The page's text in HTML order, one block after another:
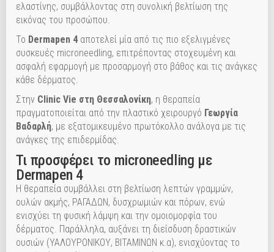
ελαστίνης, συμβάλλοντας στη συνολική βελτίωση της
εικόνας του προσώπου.
Το Dermapen 4 αποτελεί μία από τις πιο εξελιγμένες
συσκευές microneedling, επιτρέποντας στοχευμένη και
ασφαλή εφαρμογή με προσαρμογή στο βάθος και τις ανάγκες
κάθε δέρματος.
Στην Clinic Vie στη Θεσσαλονίκη, η θεραπεία
πραγματοποιείται από την πλαστικό χειρουργό Γεωργία
Βαδαρλή, με εξατομικευμένο πρωτόκολλο ανάλογα με τις
ανάγκες της επιδερμίδας.
Τι προσφέρει το microneedling με
Dermapen 4
Η θεραπεία συμβάλλει στη βελτίωση λεπτών γραμμών,
ουλών ακμής, ΡΑΓΑΔΩΝ, δυσχρωμιών και πόρων, ενώ
ενισχύει τη φυσική λάμψη και την ομοιομορφία του
δέρματος. Παράλληλα, αυξάνει τη διείσδυση δραστικών
ουσιών (ΥΑΛΟΥΡΟΝΙΚΟΥ, ΒΙΤΑΜΙΝΩΝ κ.α), ενισχύοντας το